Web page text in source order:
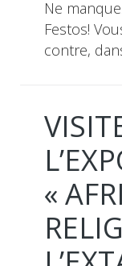
Ne
Festos!
contre,
«